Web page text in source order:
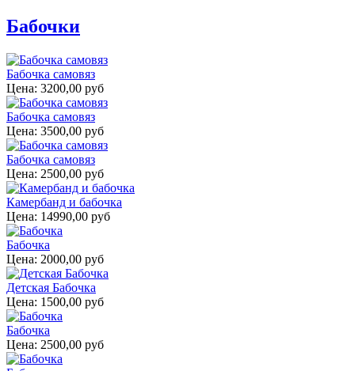
Бабочки
Бабочка самовяз
Цена: 3200,00 руб
Бабочка самовяз
Цена: 3500,00 руб
Бабочка самовяз
Цена: 2500,00 руб
Камербанд и бабочка
Цена: 14990,00 руб
Бабочка
Цена: 2000,00 руб
Детская Бабочка
Цена: 1500,00 руб
Бабочка
Цена: 2500,00 руб